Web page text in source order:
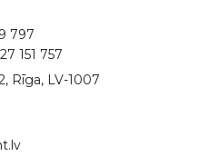
797
151 757
Rīga, LV-1007